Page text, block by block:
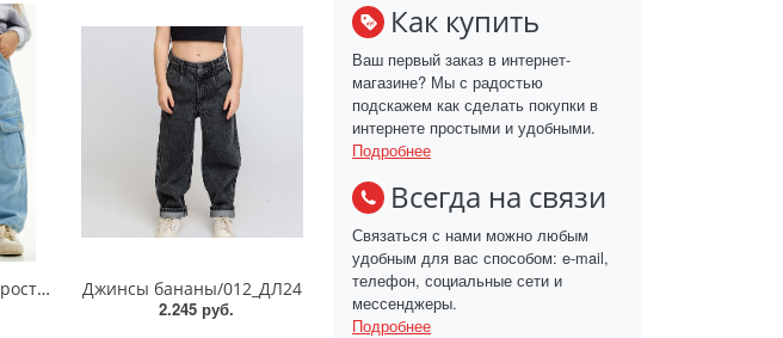
Джинсы детские/подростковые/004_ДЛ24/104-134
Джинсы бананы/012_ДЛ24
2.245 руб.
Как купить
Ваш первый заказ в интернет-
магазине? Мы с радостью
подскажем как сделать покупки в
интернете простыми и удобными.
Подробнее
Всегда на связи
Связаться с нами можно любым
удобным для вас способом: e-mail,
телефон, социальные сети и
мессенджеры.
Подробнее